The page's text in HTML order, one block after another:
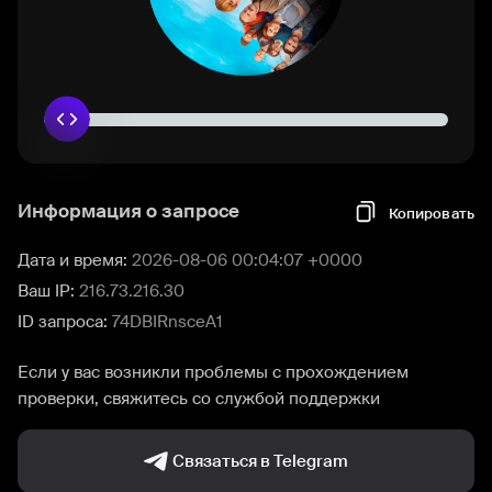
Информация о запросе Копировать
Дата и время: 2026-08-06 00:04:07 +0000
Ваш IP: 216.73.216.30
ID запроса: 74DBIRnsceA1
Если у вас возникли проблемы с прохождением
проверки, свяжитесь со службой поддержки
Связаться в Telegram